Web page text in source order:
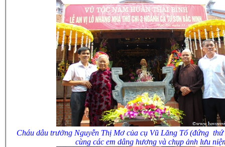
Cháu dâu trưởng Nguyễn Thị Mơ của cụ Vũ Lăng Tố (đứng
cùng các em dâng hương và chụp ảnh lưu